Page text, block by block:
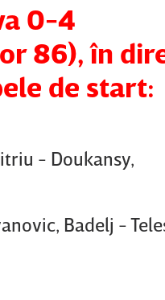
0-4
86), în
de start:
- Doukansy,
Badelj -